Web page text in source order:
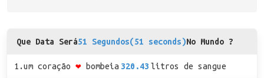
Que Data Será51 Segundos(51 seconds)No Mundo ?
1.um coração ❤ bombeia 320.43 litros de sangue